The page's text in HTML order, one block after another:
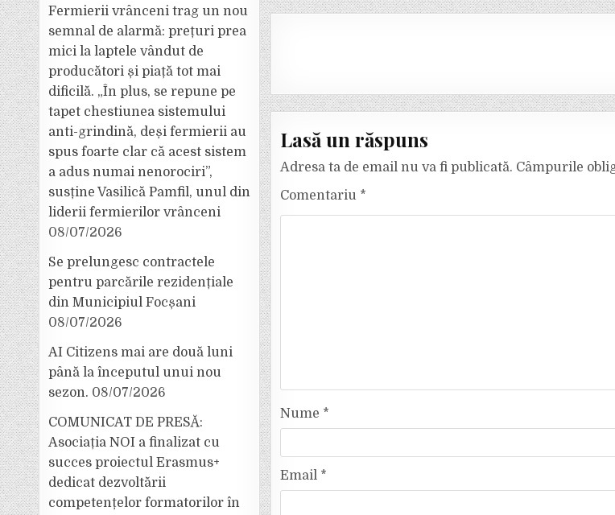
Lasă un răspuns
Adresa ta de email nu va fi publicată. Câmpurile
Comentariu *
Nume *
Email *
Fermierii vrânceni trag un nou
semnal de alarmă: prețuri prea
mici la laptele vândut de
producători și piață tot mai
dificilă. „În plus, se repune pe
tapet chestiunea sistemului
anti-grindină, deși fermierii au
spus foarte clar că acest sistem
a adus numai nenorociri”,
susține Vasilică Pamfil, unul din
liderii fermierilor vrânceni
08/07/2026
Se prelungesc contractele
pentru parcările rezidențiale
din Municipiul Focșani
08/07/2026
AI Citizens mai are două luni
până la începutul unui nou
sezon. 08/07/2026
COMUNICAT DE PRESĂ:
Asociația NOI a finalizat cu
succes proiectul Erasmus+
dedicat dezvoltării
competențelor formatorilor în